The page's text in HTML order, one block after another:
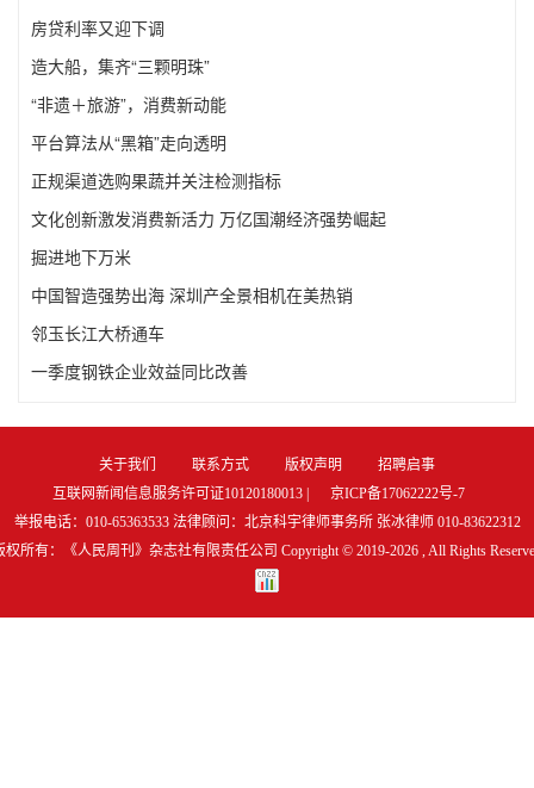
房贷利率又迎下调
造大船，集齐“三颗明珠”
“非遗＋旅游”，消费新动能
平台算法从“黑箱”走向透明
正规渠道选购果蔬并关注检测指标
文化创新激发消费新活力 万亿国潮经济强势崛起
掘进地下万米
中国智造强势出海 深圳产全景相机在美热销
邻玉长江大桥通车
一季度钢铁企业效益同比改善
关于我们 联系方式 版权声明
招聘启事
互联网新闻信息服务许可证10120180013 |
京ICP备17062222号-7
举报电话：010-65363533 法律顾问：北京科宇律师事务所 张冰律师 010-83622312
权所有：《人民周刊》杂志社有限责任公司 Copyright © 2019-2026 , All Rights